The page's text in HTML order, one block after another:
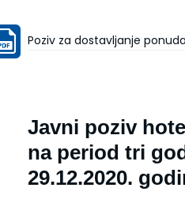
Poziv za dostavljanje ponuda
Javni poziv
na period tri
29.12.2020.